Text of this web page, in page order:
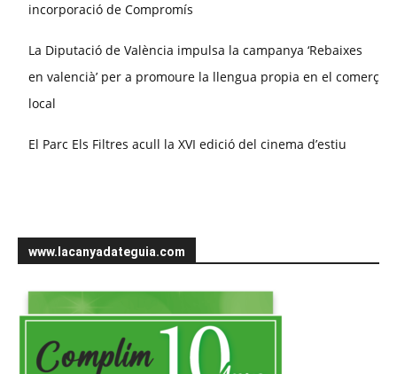
incorporació de Compromís
La Diputació de València impulsa la campanya ‘Rebaixes
en valencià’ per a promoure la llengua propia en el comerç
local
El Parc Els Filtres acull la XVI edició del cinema d’estiu
www.lacanyadateguia.com